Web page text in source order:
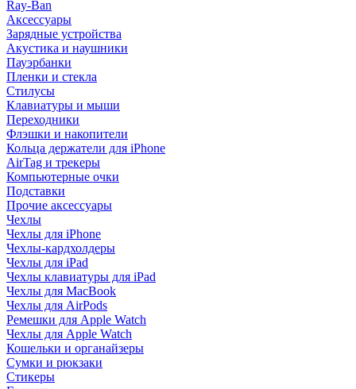
Ray-Ban
Аксессуары
Зарядные устройства
Акустика и наушники
Пауэрбанки
Пленки и стекла
Стилусы
Клавиатуры и мыши
Переходники
Флэшки и накопители
Кольца держатели для iPhone
AirTag и трекеры
Компьютерные очки
Подставки
Прочие аксессуары
Чехлы
Чехлы для iPhone
Чехлы-кардхолдеры
Чехлы для iPad
Чехлы клавиатуры для iPad
Чехлы для MacBook
Чехлы для AirPods
Ремешки для Apple Watch
Чехлы для Apple Watch
Кошельки и органайзеры
Сумки и рюкзаки
Стикеры